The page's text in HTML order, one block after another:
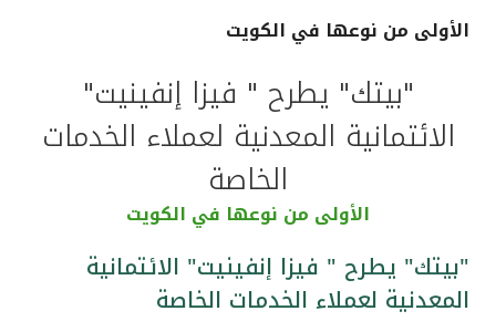
القنوات المصرفية
أدوات وخدمات
خدمات ما بعد البيع
اتصل بنا
مواقع الفروع وأجهزة الصرف الآلي
الأولى من نوعها في الكويت
"بيتك" يطرح " فيزا إنفينيت"
الائتمانية المعدنية لعملاء الخدمات
الخاصة
الأولى من نوعها في الكويت
"بيتك" يطرح " فيزا إنفينيت" الائتمانية
المعدنية لعملاء الخدمات الخاصة